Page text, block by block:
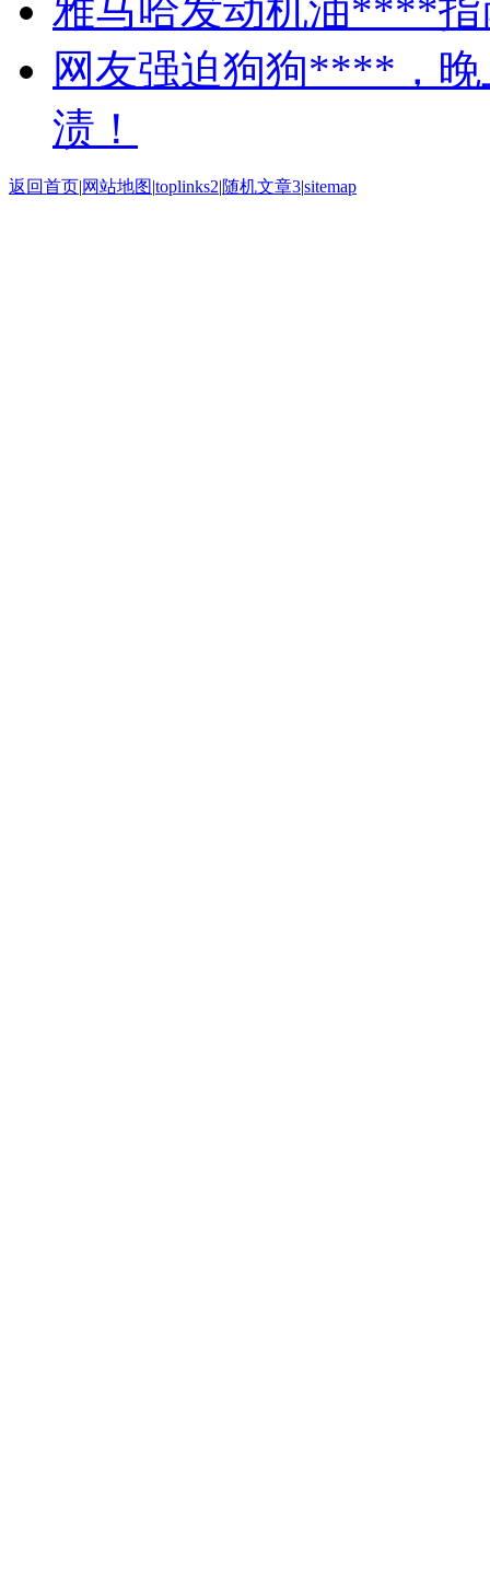
雅马哈发动机油****指
网友强迫狗狗****，
渍！
返回首页|网站地图|toplinks2|随机文章3|sitemap